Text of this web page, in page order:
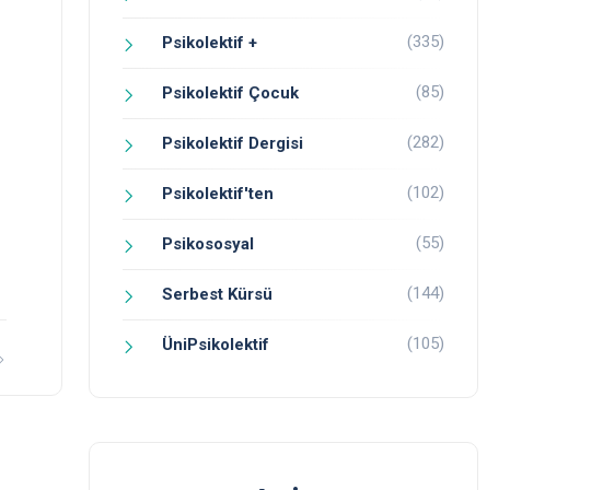
Psikolektif + (335)
Psikolektif Çocuk (85)
Psikolektif Dergisi (282)
Psikolektif'ten (102)
Psikososyal (55)
Serbest Kürsü (144)
ÜniPsikolektif (105)